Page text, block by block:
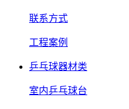
联系方式
工程案例
乒乓球器材类
室内乒乓球台